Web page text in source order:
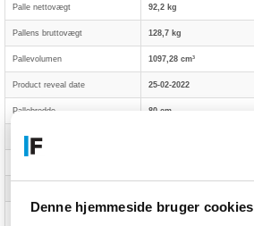
Denne hjemmeside bruger cookies
Palle nettovægt 92,2 kg
Pallens bruttovægt 128,7 kg
Pallevolumen 1097,28 cm³
Product reveal date 25-02-2022
Pallebredde 80 cm
Pallehøjde
Product preorder date 01-03-2022